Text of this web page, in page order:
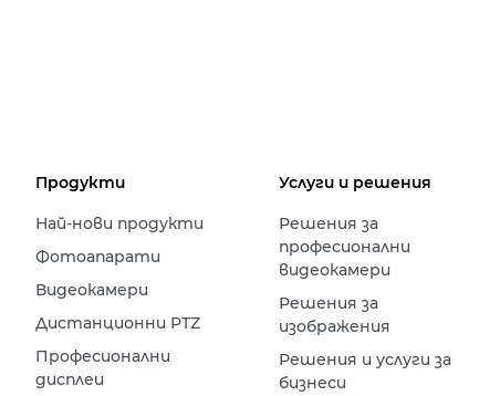
Продукти
Най-нови продукти
Фотоапарати
Видеокамери
Дистанционни PTZ
Професионални
дисплеи
Услуги и решения
Решения за
професионални
видеокамери
Решения за
изображения
Решения и услуги за
бизнеси